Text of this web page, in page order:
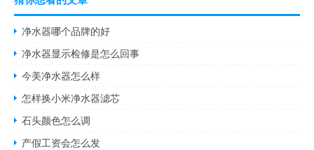
净水器哪个品牌的好
净水器显示检修是怎么回事
今美净水器怎么样
怎样换小米净水器滤芯
石头颜色怎么调
产假工资会怎么发